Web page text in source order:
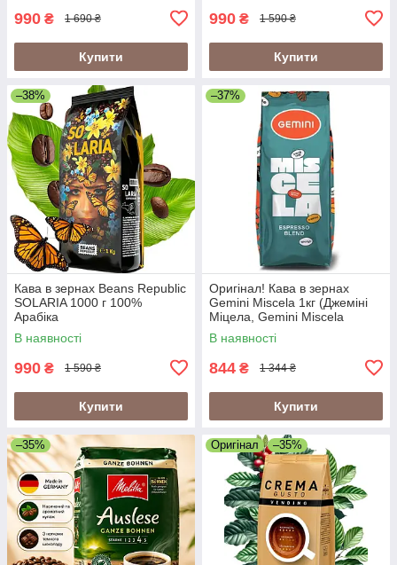
990 ₴ 1 690 ₴
Купити
990 ₴ 1 590 ₴
Купити
–38%
Кава в зернах Beans Republic
SOLARIA 1000 г 100%
Арабіка
В наявності
990 ₴ 1 590 ₴
Купити
–37%
Оригінал! Кава в зернах
Gemini Miscela 1кг (Джеміні
Міцела, Gemini Miscela
Espresso), 60% арабіка/40%
робуста
В наявності
844 ₴ 1 344 ₴
Купити
–35% Оригінал –35%